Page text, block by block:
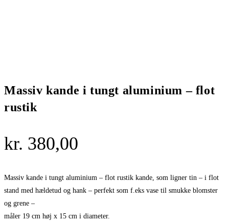
Massiv kande i tungt aluminium – flot
rustik
kr. 380,00
Massiv kande i tungt aluminium – flot rustik kande, som ligner tin – i flot
stand med hældetud og hank – perfekt som f.eks vase til smukke blomster
og grene –
måler 19 cm høj x 15 cm i diameter.